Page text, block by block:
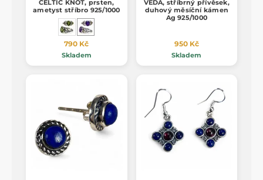
CELTIC KNOT, prsten,
ametyst stříbro 925/1000
790 Kč
Skladem
VEDA, stříbrný přívěsek,
duhový měsíční kámen
Ag 925/1000
950 Kč
Skladem